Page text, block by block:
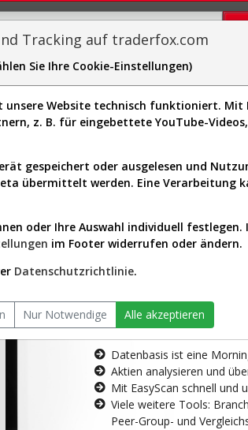
Easy-Scan Visualizations
für Premium-
AKTIEN-
Die
Datenbasis ist eine
Aktien analysieren und
Mit EasyScan schnell und
Viele weitere Tools:
Peer-Group- und
Tracking auf traderfox.com
Sie Ihre Cookie-Einstellungen)
unsere Website technisch funktioniert. Mit
z. B. für eingebettete YouTube-
gespeichert oder ausgelesen und
übermittelt werden. Eine Verarbeitung
oder Ihre Auswahl individuell festlegen.
im Footer widerrufen oder ändern.
Datenschutzrichtlinie.
Nur Notwendige Alle akzeptieren